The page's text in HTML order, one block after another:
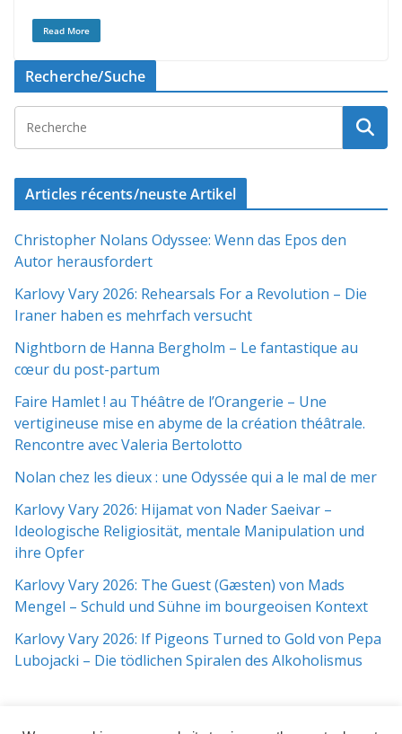
Read More
Recherche/Suche
Articles récents/neuste Artikel
Christopher Nolans Odyssee: Wenn das Epos den
Autor herausfordert
Karlovy Vary 2026: Rehearsals For a Revolution – Die
Iraner haben es mehrfach versucht
Nightborn de Hanna Bergholm – Le fantastique au
cœur du post-partum
Faire Hamlet ! au Théâtre de l’Orangerie – Une
vertigineuse mise en abyme de la création théâtrale.
Rencontre avec Valeria Bertolotto
Nolan chez les dieux : une Odyssée qui a le mal de mer
Karlovy Vary 2026: Hijamat von Nader Saeivar​​ –
Ideologische Religiosität, mentale Manipulation und
ihre Opfer
Karlovy Vary 2026: The Guest (Gæsten) von Mads
Mengel – Schuld und Sühne im bourgeoisen Kontext
Karlovy Vary 2026: If Pigeons Turned to Gold von Pepa
Lubojacki – Die tödlichen Spiralen des Alkoholismus